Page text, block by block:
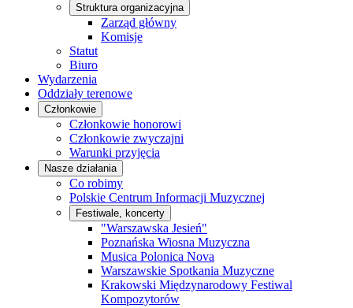
Struktura organizacyjna
Zarząd główny
Komisje
Statut
Biuro
Wydarzenia
Oddziały terenowe
Członkowie
Członkowie honorowi
Członkowie zwyczajni
Warunki przyjęcia
Nasze działania
Co robimy
Polskie Centrum Informacji Muzycznej
Festiwale, koncerty
"Warszawska Jesień"
Poznańska Wiosna Muzyczna
Musica Polonica Nova
Warszawskie Spotkania Muzyczne
Krakowski Międzynarodowy Festiwal
Kompozytorów